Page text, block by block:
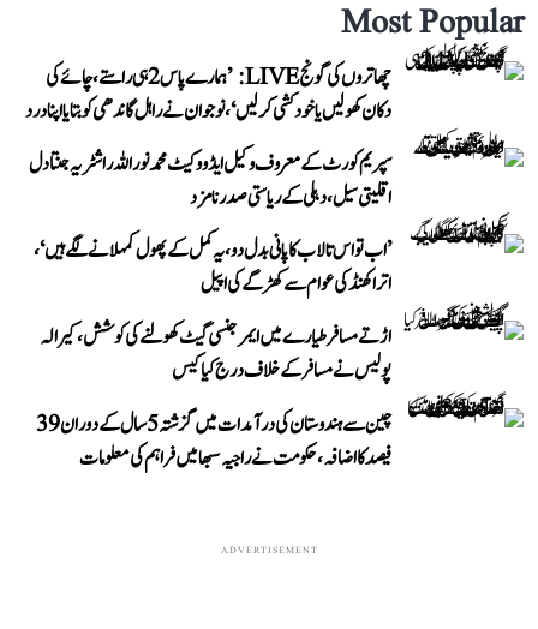
Most Popular
چھاتروں کی گونج LIVE: ’ہمارے پاس 2 ہی راستے، چائے کی
دکان کھولیں یا خودکشی کر لیں‘، نوجوان نے راہل گاندھی کو بتایا اپنا درد
سپریم کورٹ کے معروف وکیل ایڈووکیٹ محمد نور اللہ راشٹریہ جنتا دل
اقلیتی سیل، دہلی کے ریاستی صدر نامزد
’اب تو اس تالاب کا پانی بدل دو، یہ کمل کے پھول کمہلانے لگے ہیں‘،
اتراکھنڈ کی عوام سے کھڑگے کی اپیل
اڑتے مسافر طیارے میں ایمرجنسی گیٹ کھولنے کی کوشش، کیرالہ
پولیس نے مسافر کے خلاف درج کیا کیس
چین سے ہندوستان کی درآمدات میں گزشتہ 5 سال کے دوران 39
فیصد کا اضافہ، حکومت نے راجیہ سبھا میں فراہم کی معلومات
ADVERTISEMENT